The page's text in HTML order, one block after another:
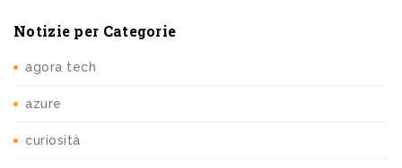
Notizie per Categorie
agora tech
azure
curiosità